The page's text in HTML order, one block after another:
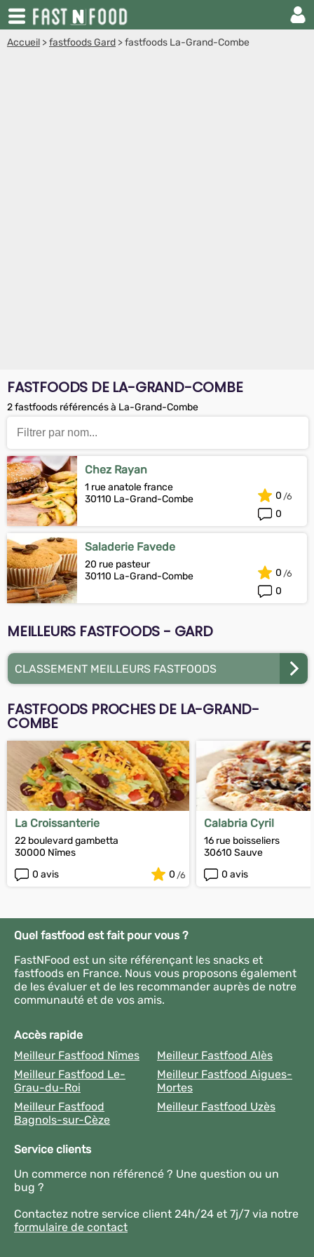
Accueil >fastfoods Gard >fastfoods La-Grand-Combe
FASTFOODS DE LA-GRAND-COMBE
2 fastfoods référencés à La-Grand-Combe
Chez Rayan
1 rue anatole france
30110 La-Grand-Combe
0
0
Saladerie Favede
20 rue pasteur
30110 La-Grand-Combe
0
0
MEILLEURS FASTFOODS - GARD
CLASSEMENT MEILLEURS FASTFOODS
FASTFOODS PROCHES DE LA-GRAND-
COMBE
La Croissanterie
22 boulevard gambetta
30000 Nîmes
0 avis
0
Calabria Cyril
16 rue boisseliers
30610 Sauve
0 avis
Quel fastfood est fait pour vous ?
FastNFood est un site référençant les snacks et
fastfoods en France. Nous vous proposons également
de les évaluer et de les recommander auprès de notre
communauté et de vos amis.
Accès rapide
Meilleur Fastfood Nîmes
Meilleur Fastfood Alès
Meilleur Fastfood Le-
Grau-du-Roi
Meilleur Fastfood Aigues-
Mortes
Meilleur Fastfood
Bagnols-sur-Cèze
Meilleur Fastfood Uzès
Service clients
Un commerce non référencé ? Une question ou un
bug ?
Contactez notre service client 24h/24 et 7j/7 via notre
formulaire de contact